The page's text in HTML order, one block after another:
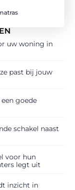
uw woning in
past bij jouw
goede
schakel naast
voor hun
legt uit
inzicht in